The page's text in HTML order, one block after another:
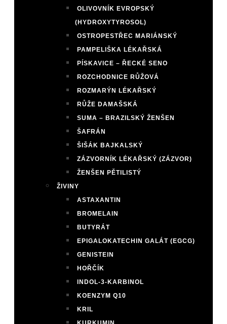
OLIVOVNÍK EVROPSKÝ
(HYDROXYTYROSOL)
OSTROPESTŘEC MARIÁNSKÝ
PAMPELIŠKA LÉKAŘSKÁ
PÍSKAVICE – ŘECKÉ SENO
ROZCHODNICE RŮŽOVÁ
ROZMARÝN LÉKAŘSKÝ
RŮŽE DAMAŠSKÁ
SUMA – BRAZILSKÝ ŽENŠEN
ŠAFRÁN
ŠIŠÁK BAJKALSKÝ
ZÁZVORNÍK LÉKAŘSKÝ (ZÁZVOR)
ŽENŠEN PĚTILISTÝ
ŽIVINY
ASTAXANTIN
BROMELAIN
BUTYRÁT
EPIGALOKATECHIN GALÁT (EGCG)
GENISTEIN
HOŘČÍK
INDOL-3-KARBINOL
KOENZYM Q10
KRIL